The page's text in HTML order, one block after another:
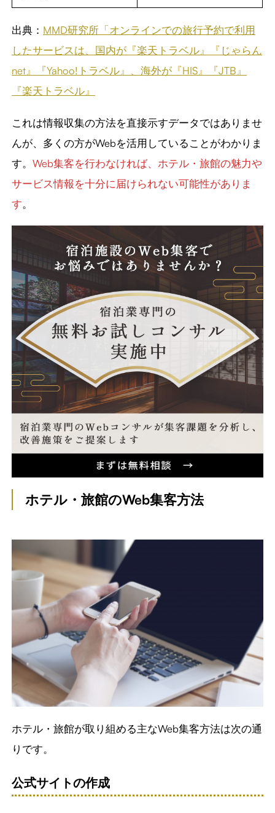
出典： MMD研究所「オンラインでの旅行予約で利用
したサービスは、国内が『楽天トラベル』『じゃらん
net』『Yahoo!トラベル』、海外が『HIS』『JTB』
『楽天トラベル』
これは情報収集の方法を直接示すデータではありませ
んが、多くの方がWebを活用していることがわかりま
す。Web集客を行わなければ、ホテル・旅館の魅力や
サービス情報を十分に届けられない可能性がありま
す。
ホテル・旅館のWeb集客方法
ホテル・旅館が取り組める主なWeb集客方法は次の通
りです。
公式サイトの作成